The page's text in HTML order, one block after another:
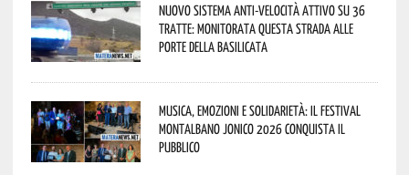
Nuovo sistema anti-velocità attivo su 36
tratte: monitorata questa strada alle
porte della Basilicata
Musica, emozioni e solidarietà: il Festival
Montalbano Jonico 2026 conquista il
pubblico